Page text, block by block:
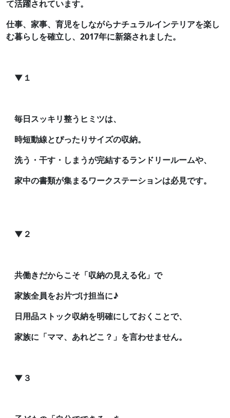
て活躍されています。
仕事、家事、育児をしながらナチュラルインテリアを楽し
む暮らしを確立し、2017年に新築されました。
▼１
毎日スッキリ整うヒミツは、
時短動線とぴったりサイズの収納。
洗う・干す・しまうが完結するランドリールームや、
家中の書類が集まるワークステーションは必見です。
▼２
共働きだからこそ「収納の見える化」で
家族全員をお片づけ担当に♪
日用品ストック収納を明確にしておくことで、
家族に「ママ、あれどこ？」を言わせません。
▼３